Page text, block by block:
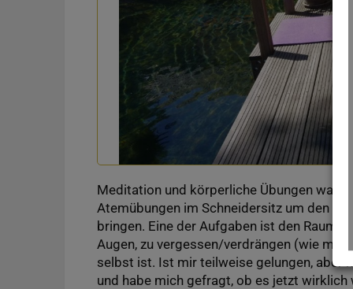
Meditation und körperliche Übungen
Atemübungen im Schneidersitz um den
bringen. Eine der Aufgaben ist den Raum
Augen, zu vergessen/verdrängen (wie
selbst ist. Ist mir teilweise gelungen, aber
und habe mich gefragt, ob es jetzt